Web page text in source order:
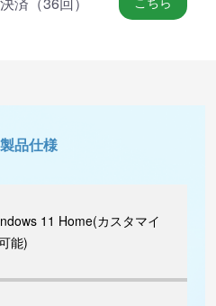
品仕様
11 Home(カスタマイ
能)